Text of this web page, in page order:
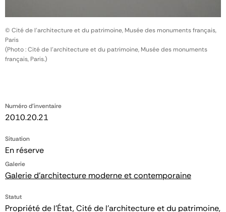
Numéro d'inventaire
2010.20.21
Situation
En réserve
Galerie
Galerie d'architecture moderne et contemporaine
Statut
Propriété de l’État, Cité de l’architecture et du patrimoine,
© Cité de l'architecture et du patrimoine, Musée des monuments français,
Paris
(Photo : Cité de l'architecture et du patrimoine, Musée des monuments
français, Paris.)